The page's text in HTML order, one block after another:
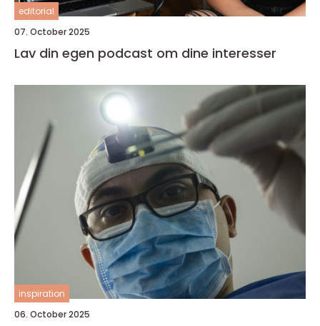
editorial
07. October 2025
Lav din egen podcast om dine interesser
inspiration
06. October 2025